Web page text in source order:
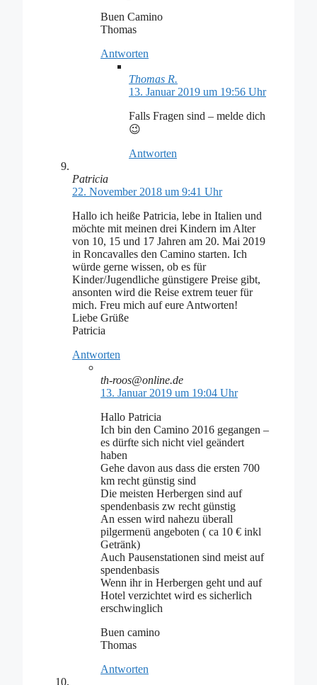
Buen Camino
Thomas
Antworten
Thomas R.
13. Januar 2019 um 19:56 Uhr
Falls Fragen sind – melde dich
😉
Antworten
Patricia
22. November 2018 um 9:41 Uhr
Hallo ich heiße Patricia, lebe in Italien und
möchte mit meinen drei Kindern im Alter
von 10, 15 und 17 Jahren am 20. Mai 2019
in Roncavalles den Camino starten. Ich
würde gerne wissen, ob es für
Kinder/Jugendliche günstigere Preise gibt,
ansonten wird die Reise extrem teuer für
mich. Freu mich auf eure Antworten!
Liebe Grüße
Patricia
Antworten
th-roos@online.de
13. Januar 2019 um 19:04 Uhr
Hallo Patricia
Ich bin den Camino 2016 gegangen –
es dürfte sich nicht viel geändert
haben
Gehe davon aus dass die ersten 700
km recht günstig sind
Die meisten Herbergen sind auf
spendenbasis zw recht günstig
An essen wird nahezu überall
pilgermenü angeboten ( ca 10 € inkl
Getränk)
Auch Pausenstationen sind meist auf
spendenbasis
Wenn ihr in Herbergen geht und auf
Hotel verzichtet wird es sicherlich
erschwinglich
Buen camino
Thomas
Antworten